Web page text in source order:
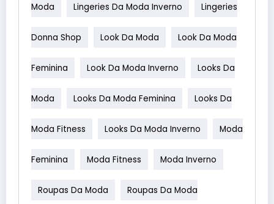
Moda Lingeries Da Moda Inverno Lingeries
Donna Shop Look Da Moda Look Da Moda
Feminina Look Da Moda Inverno Looks Da
Moda Looks Da Moda Feminina Looks Da
Moda Fitness Looks Da Moda Inverno Moda
Feminina Moda Fitness Moda Inverno
Roupas Da Moda Roupas Da Moda